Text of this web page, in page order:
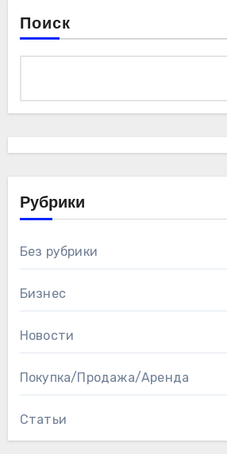
Поиск
Рубрики
Без рубрики
Бизнес
Новости
Покупка/Продажа/Аренда
Статьи